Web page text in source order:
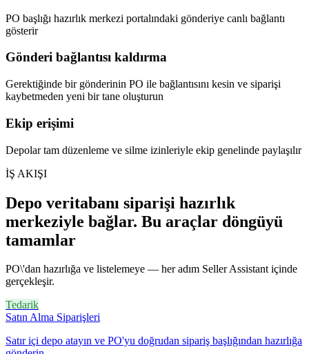
PO başlığı hazırlık merkezi portalındaki gönderiye canlı bağlantı
gösterir
Gönderi bağlantısı kaldırma
Gerektiğinde bir gönderinin PO ile bağlantısını kesin ve siparişi
kaybetmeden yeni bir tane oluşturun
Ekip erişimi
Depolar tam düzenleme ve silme izinleriyle ekip genelinde paylaşılır
İŞ AKIŞI
Depo veritabanı siparişi hazırlık
merkeziyle bağlar. Bu araçlar döngüyü
tamamlar
PO\'dan hazırlığa ve listelemeye — her adım Seller Assistant içinde
gerçekleşir.
Tedarik
Satın Alma Siparişleri
Satır içi depo atayın ve PO'yu doğrudan sipariş başlığından hazırlığa